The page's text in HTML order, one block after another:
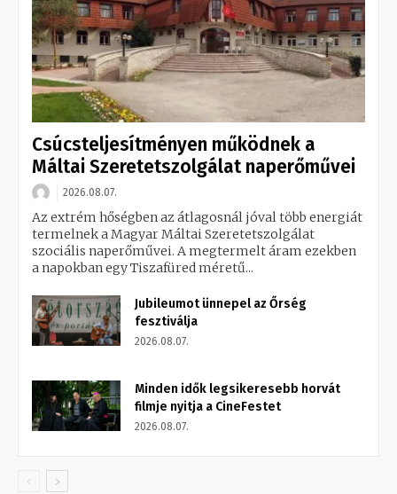
Csúcsteljesítményen működnek a
Máltai Szeretetszolgálat naperőművei
2026.08.07.
Az extrém hőségben az átlagosnál jóval több energiát
termelnek a Magyar Máltai Szeretetszolgálat
szociális naperőművei. A megtermelt áram ezekben
a napokban egy Tiszafüred méretű...
Jubileumot ünnepel az Őrség
fesztiválja
2026.08.07.
Minden idők legsikeresebb horvát
filmje nyitja a CineFestet
2026.08.07.